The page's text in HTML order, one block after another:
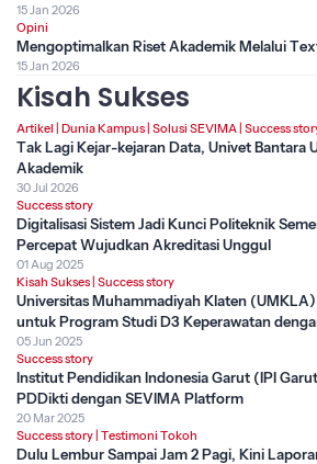
15 Jan 2026
Opini
Mengoptimalkan Riset Akademik Melalui
15 Jan 2026
Kisah Sukses
Artikel | Dunia Kampus | Solusi SEVIMA | Success
Tak Lagi Kejar-kejaran Data, Univet Bantara
Akademik
30 Jul 2026
Success story
Digitalisasi Sistem Jadi Kunci Politeknik
Percepat Wujudkan Akreditasi Unggul
01 Aug 2025
Kisah Sukses | Success story
Universitas Muhammadiyah Klaten
untuk Program Studi D3 Keperawatan
05 Jun 2025
Success story
Institut Pendidikan Indonesia Garut (IPI
PDDikti dengan SEVIMA Platform
20 Mar 2025
Success story | Testimoni Tokoh
Dulu Lembur Sampai Jam 2 Pagi, Kini